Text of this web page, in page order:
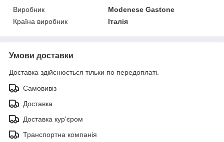
Виробник
Modenese Gastone
Країна виробник
Італія
Умови доставки
Доставка здійснюється тільки по передоплаті.
Самовивіз
Доставка
Доставка кур'єром
Транспортна компанія